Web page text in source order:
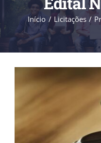
Início Licitações
Larger
Image